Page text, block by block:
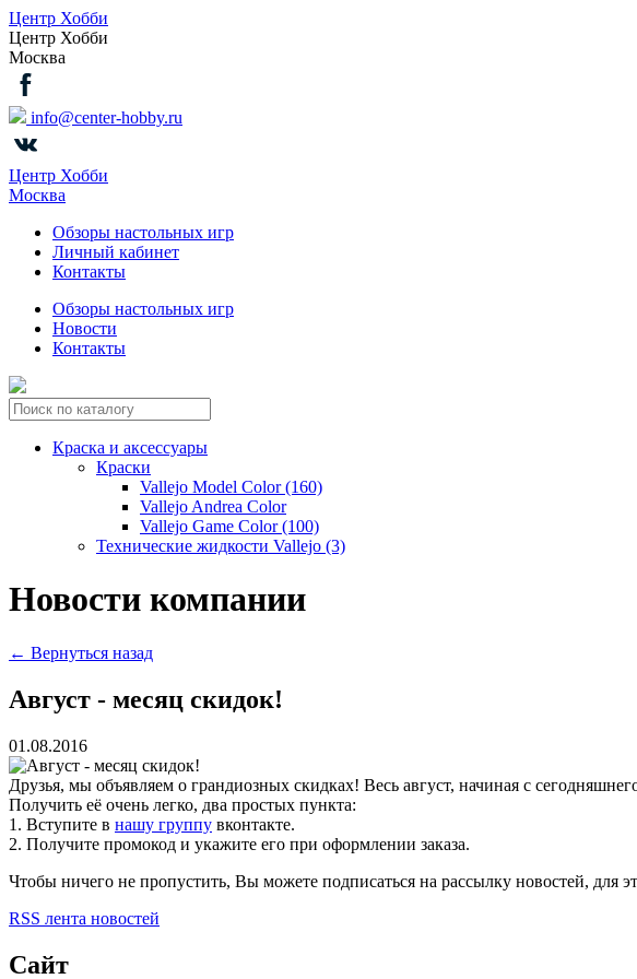
Центр Хобби
Центр Хобби
Москва
info@center-hobby.ru
Центр Хобби
Москва
Обзоры настольных игр
Личный кабинет
Контакты
Обзоры настольных игр
Новости
Контакты
Краска и аксессуары
Краски
Vallejo Model Color (160)
Vallejo Andrea Color
Vallejo Game Color (100)
Технические жидкости Vallejo (3)
Новости компании
← Вернуться назад
Август - месяц скидок!
01.08.2016
Друзья, мы объявляем о грандиозных скидках! Весь август, начиная с
Получить её очень легко, два простых пункта:
1. Вступите в нашу группу вконтакте.
2. Получите промокод и укажите его при оформлении заказа.
Чтобы ничего не пропустить, Вы можете подписаться на рассылку новостей, для
RSS лента новостей
Сайт